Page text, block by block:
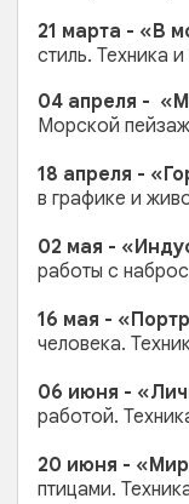
21 марта - «В
стиль. Техника
04 апреля -
Морской
18 апреля -
в графике и
02 мая -
работы с
16 мая -
человека.
06 июня -
работой.
20 июня -
птицами.